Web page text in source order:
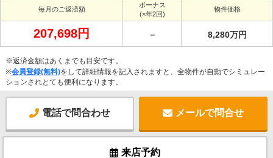
毎月のご返済額
ボーナス
(×年2回)
物件価格
207,698円 － 8,280万円
※返済金額はあくまでも目安です。
※会員登録(無料)をして詳細情報を記入されますと、全物件が自動でシミュレー
ションされとても便利になります。
電話で問合わせ メールで問合せ
来店予約